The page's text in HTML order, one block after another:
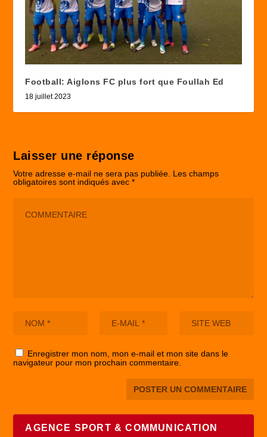
Football: Aiglons FC plus fort que Foullah Ed
18 juillet 2023
Laisser une réponse
Votre adresse e-mail ne sera pas publiée. Les champs
obligatoires sont indiqués avec*
Enregistrer mon nom, mon e-mail et mon site dans le
navigateur pour mon prochain commentaire.
AGENCE SPORT & COMMUNICATION